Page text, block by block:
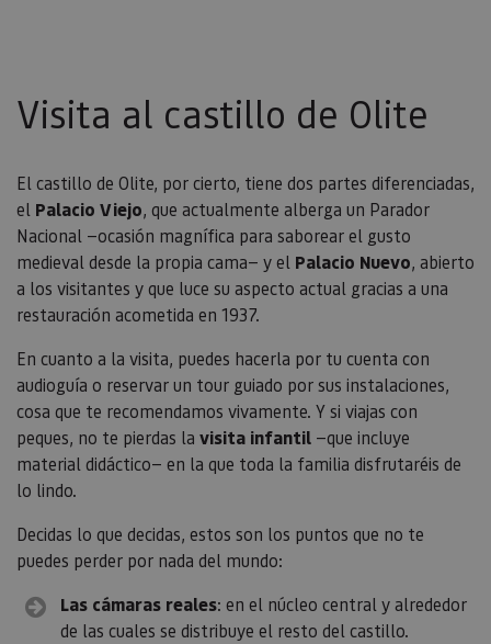
Visita al castillo de Olite
El castillo de Olite, por cierto, tiene dos partes diferenciadas,
el Palacio Viejo, que actualmente alberga un Parador
Nacional —ocasión magnífica para saborear el gusto
medieval desde la propia cama— y el Palacio Nuevo, abierto
a los visitantes y que luce su aspecto actual gracias a una
restauración acometida en 1937.
En cuanto a la visita, puedes hacerla por tu cuenta con
audioguía o reservar un tour guiado por sus instalaciones,
cosa que te recomendamos vivamente. Y si viajas con
peques, no te pierdas la visita infantil —que incluye
material didáctico— en la que toda la familia disfrutaréis de
lo lindo.
Decidas lo que decidas, estos son los puntos que no te
puedes perder por nada del mundo:
Las cámaras reales: en el núcleo central y alrededor
de las cuales se distribuye el resto del castillo.